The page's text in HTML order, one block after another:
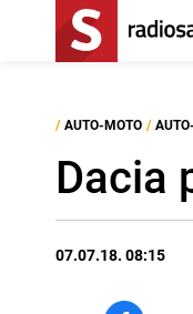
/ AUTO-MOTO /
Dacia
07.07.18. 08:15